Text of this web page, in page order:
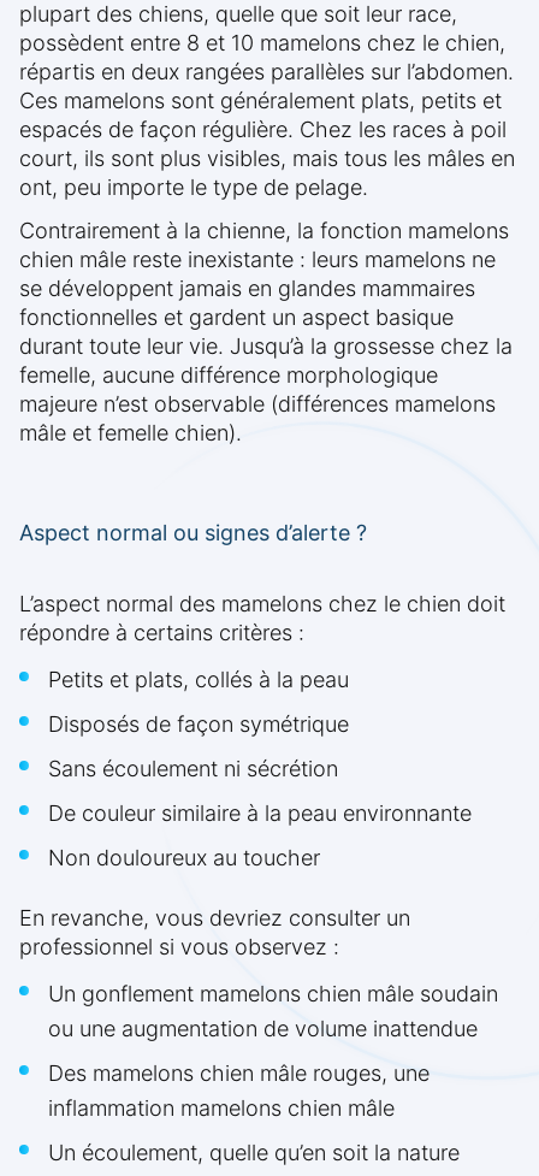
plupart des chiens, quelle que soit leur race,
possèdent entre 8 et 10 mamelons chez le chien,
répartis en deux rangées parallèles sur l’abdomen.
Ces mamelons sont généralement plats, petits et
espacés de façon régulière. Chez les races à poil
court, ils sont plus visibles, mais tous les mâles en
ont, peu importe le type de pelage.
Contrairement à la chienne, la fonction mamelons
chien mâle reste inexistante : leurs mamelons ne
se développent jamais en glandes mammaires
fonctionnelles et gardent un aspect basique
durant toute leur vie. Jusqu’à la grossesse chez la
femelle, aucune différence morphologique
majeure n’est observable (différences mamelons
mâle et femelle chien).
Aspect normal ou signes d’alerte ?
L’aspect normal des mamelons chez le chien doit
répondre à certains critères :
Petits et plats, collés à la peau
Disposés de façon symétrique
Sans écoulement ni sécrétion
De couleur similaire à la peau environnante
Non douloureux au toucher
En revanche, vous devriez consulter un
professionnel si vous observez :
Un gonflement mamelons chien mâle soudain
ou une augmentation de volume inattendue
Des mamelons chien mâle rouges, une
inflammation mamelons chien mâle
Un écoulement, quelle qu’en soit la nature